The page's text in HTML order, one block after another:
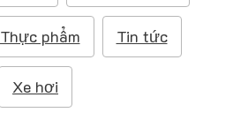
Thực phẩm Tin tức
Xe hơi